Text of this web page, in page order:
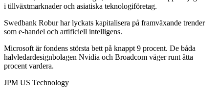
i tillväxtmarknader och asiatiska teknologiföretag.
Swedbank Robur har lyckats kapitalisera på framväxande trender
som e-handel och artificiell intelligens.
Microsoft är fondens största bett på knappt 9 procent. De båda
halvledardesignbolagen Nvidia och Broadcom väger runt åtta
procent vardera.
JPM US Technology